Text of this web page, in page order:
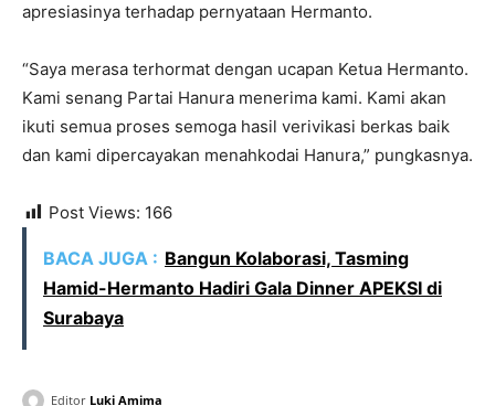
apresiasinya terhadap pernyataan Hermanto.
“Saya merasa terhormat dengan ucapan Ketua Hermanto.
Kami senang Partai Hanura menerima kami. Kami akan
ikuti semua proses semoga hasil verivikasi berkas baik
dan kami dipercayakan menahkodai Hanura,” pungkasnya.
Post Views: 166
BACA JUGA : Bangun Kolaborasi, Tasming
Hamid-Hermanto Hadiri Gala Dinner APEKSI di
Surabaya
Editor Luki Amima